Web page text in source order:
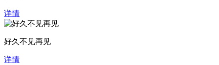
详情
好久不见再见
详情